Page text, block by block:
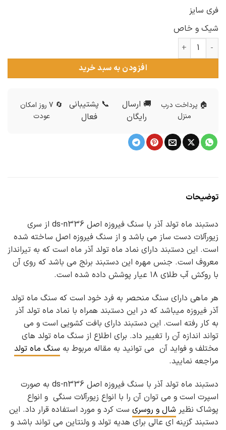
فری سایز
شیک و خاص
دستبند ماه تولد آذر با سنگ فیروزه اصل ds-n336 عدد
افزودن به سبد خرید
🏠 پرداخت درب
منزل
🚚 ارسال
رایگان
📞 پشتیبانی
فعال
🔄 7 روز امکان
عودت
توضیحات
دستبند ماه تولد آذر با سنگ فیروزه اصل ds-n336 از سری
زیورآلات دست ساز می باشد و از سنگ فیروزه اصل ساخته شده
است. این دستبند دارای نماد ماه تولد آذر ماه است که به تیرانداز
معروف است. جنس مهره این دستبند برنج می باشد که روی آن
با روکش آب طلای ۱۸ عیار پوشش داده شده است.
هر ماهی دارای سنگ منحصر به فرد خود است که سنگ ماه تولد
آذر فیروزه میباشد که در این دستبند همراه با نماد ماه تولد آذر
به کار رفته است. این دستبند دارای بافت کشویی است و می
تواند اندازه آن را تغییر داد. برای اطلاع از سنگ ماه تولد های
مختلف و فواید آن می توانید به مقاله مربوط به سنگ ماه تولد
مراجعه نمایید.
دستبند ماه تولد آذر با سنگ فیروزه اصل ds-n336 به صورت
اسپرت است و می توان آن را با انواع زیورآلات سنگی و انواع
پوشاک نظیر شال و روسری ست کرد و مورد استفاده قرار داد. این
دستبند گزینه ای عالی برای هدیه تولد و ولنتاین می تواند باشد و